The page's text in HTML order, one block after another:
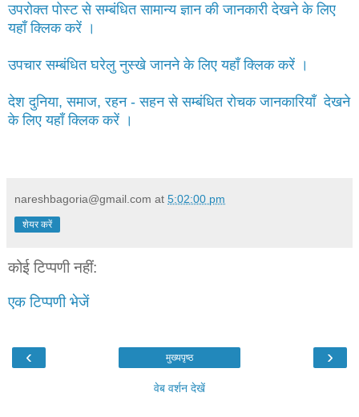
उपरोक्त पोस्ट से सम्बंधित सामान्य ज्ञान की जानकारी देखने के लिए
यहाँ क्लिक करें ।
उपचार सम्बंधित घरेलु नुस्खे जानने के लिए यहाँ क्लिक करें ।
देश दुनिया, समाज, रहन - सहन से सम्बंधित रोचक जानकारियाँ देखने
के लिए यहाँ क्लिक करें ।
nareshbagoria@gmail.com at 5:02:00 pm
शेयर करें
कोई टिप्पणी नहीं:
एक टिप्पणी भेजें
‹ ›
मुख्यपृष्ठ
वेब वर्शन देखें